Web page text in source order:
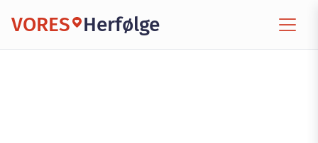
VORES Herfølge